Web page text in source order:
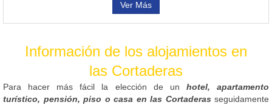
Ver Más
Información de los alojamientos en
las Cortaderas
Para hacer más fácil la elección de un hotel, apartamento
turístico, pensión, piso o casa en las Cortaderasseguidamente